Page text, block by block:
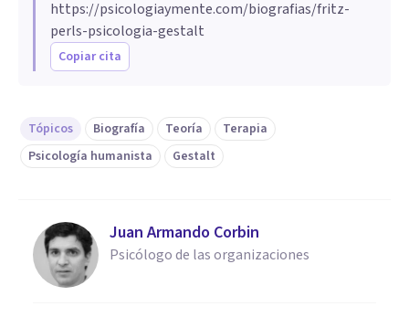
https://psicologiaymente.com/biografias/fritz-
perls-psicologia-gestalt
Copiar cita
Tópicos Biografía Teoría
Terapia
Psicología humanista
Gestalt
Juan Armando Corbin
Psicólogo de las organizaciones